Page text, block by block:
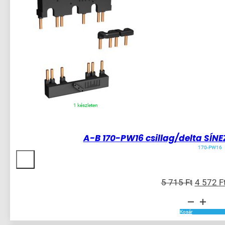
1 készleten
A-B 170-PW16 csillag/delta
170-PW16
5 715Ft Original
was:
5
715 Ft.
4 572
170-
PW16
csillag/delta
Kosár